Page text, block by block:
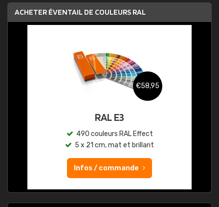
ACHETER ÉVENTAIL DE COULEURS RAL
€58,95
RAL E3
490 couleurs RAL Effect
5 x 21 cm, mat et brillant
Infos / commande